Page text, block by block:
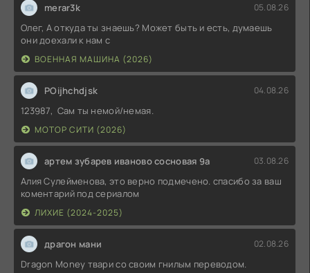
merar3k 05.08.26
Олег, А откуда ты знаешь? Может быть и есть, думаешь
они доехали к нам с
ВОЕННАЯ МАШИНА (2026)
POijhchdjsk 04.08.26
123987, Сам ты немой/немая.
МОТОР СИТИ (2026)
артем зубарев иваново сосновая 9а 03.08.26
Алия Сулейменова, это верно подмечено. спасибо за ваш
коментарий под сериалом
ЛИХИЕ (2024-2025)
драгон мани 02.08.26
Dragon Money твари со своим гнилым переводом.